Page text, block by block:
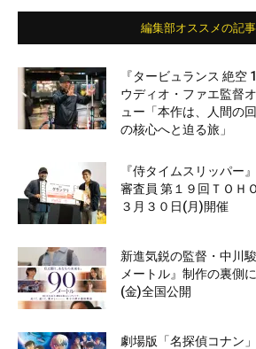
編集部オススメの記事
『タービュランス 絶空
ウディオ・ファエ監督
ュー「本作は、人間の
の核心へと迫る旅」
『侍タイムスリッパー
審査員 第１９回ＴＯＨ
３月３０日(月)開催
新進気鋭の監督・中川
メートル』制作の裏側
(金)全国公開
劇場版「名探偵コナン